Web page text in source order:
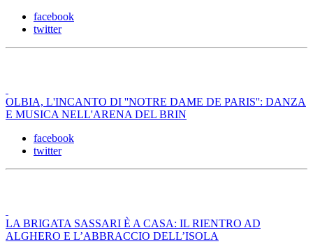
facebook
twitter
OLBIA, L'INCANTO DI ''NOTRE DAME DE PARIS'': DANZA
E MUSICA NELL'ARENA DEL BRIN
facebook
twitter
LA BRIGATA SASSARI È A CASA: IL RIENTRO AD
ALGHERO E L’ABBRACCIO DELL’ISOLA